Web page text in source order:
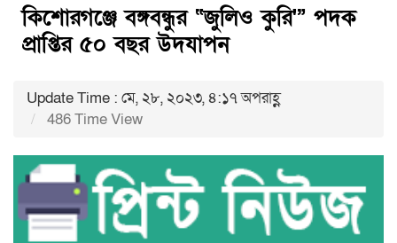
কিশোরগঞ্জে বঙ্গবন্ধুর “জুলিও কুরি'” পদক
প্রাপ্তির ৫০ বছর উদযাপন
Update Time : মে, ২৮, ২০২৩, ৪:১৭ অপরাহ্ণ
486 Time View